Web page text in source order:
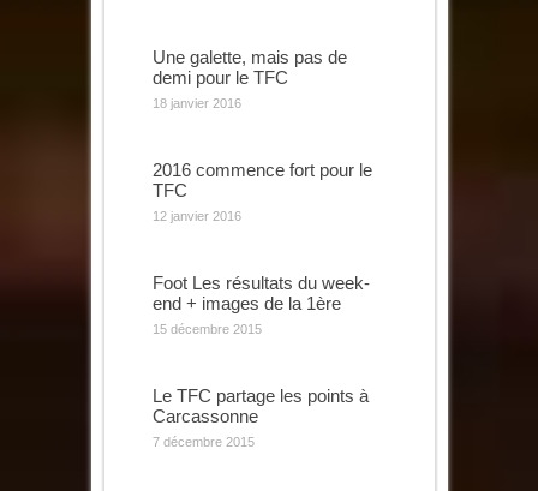
Une galette, mais pas de
demi pour le TFC
18 janvier 2016
2016 commence fort pour le
TFC
12 janvier 2016
Foot Les résultats du week-
end + images de la 1ère
15 décembre 2015
Le TFC partage les points à
Carcassonne
7 décembre 2015